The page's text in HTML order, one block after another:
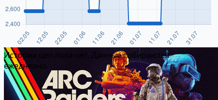
Истории цен пока нет. Данные собираются
ежедневно.